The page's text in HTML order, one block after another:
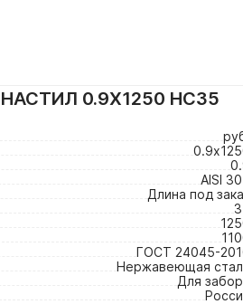
0.9Х1250 НС35
AISI
Длина под
ГОСТ 24045-
Нержавеющая
Для